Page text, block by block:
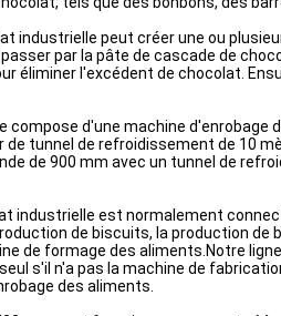
industrielle peut créer une ou
par la pâte de cascade de
éliminer l'excédent de chocolat.
compose d'une machine
de tunnel de refroidissement de 10
de 900 mm avec un tunnel de
industrielle est normalement
de biscuits, la production de
de formage des aliments.Notre
s'il n'a pas la machine de
des aliments.